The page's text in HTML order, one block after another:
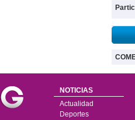
NOTICIAS
Actualidad
Deportes